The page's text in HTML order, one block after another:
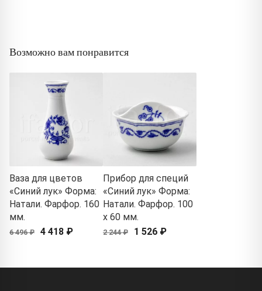
Возможно вам понравится
Ваза для цветов
«Синий лук» Форма:
Натали. Фарфор. 160
мм.
6 496 ₽ 4 418 ₽
Прибор для специй
«Синий лук» Форма:
Натали. Фарфор. 100
x 60 мм.
2 244 ₽ 1 526 ₽